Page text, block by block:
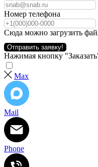
Номер телефона
Сюда можно загрузить
Отправить заявку!
Нажимая кнопку
Max
Mail
Phone